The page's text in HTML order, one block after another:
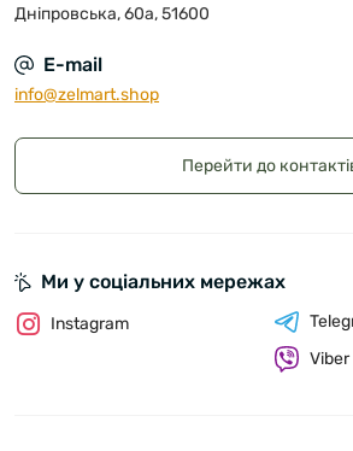
Дніпровська, 60а, 51600
E-mail
info@zelmart.shop
Перейти до
Ми у соціальних мережах
Instagram
Viber